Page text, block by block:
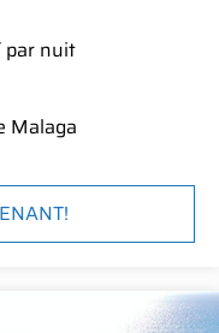
par nuit
Malaga